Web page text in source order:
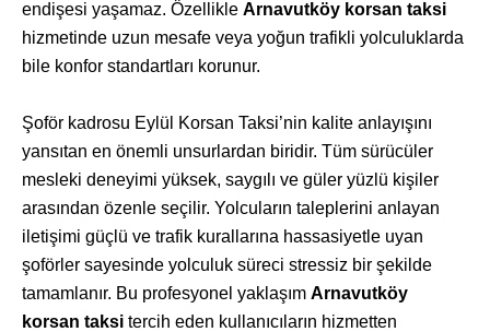
endişesi yaşamaz. Özellikle Arnavutköy korsan taksi
hizmetinde uzun mesafe veya yoğun trafikli yolculuklarda
bile konfor standartları korunur.
Şoför kadrosu Eylül Korsan Taksi’nin kalite anlayışını
yansıtan en önemli unsurlardan biridir. Tüm sürücüler
mesleki deneyimi yüksek, saygılı ve güler yüzlü kişiler
arasından özenle seçilir. Yolcuların taleplerini anlayan
iletişimi güçlü ve trafik kurallarına hassasiyetle uyan
şoförler sayesinde yolculuk süreci stressiz bir şekilde
tamamlanır. Bu profesyonel yaklaşım Arnavutköy
korsan taksi tercih eden kullanıcıların hizmetten